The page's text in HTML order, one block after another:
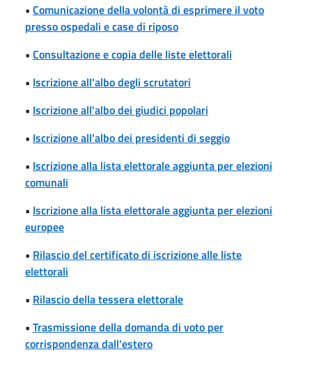
• Comunicazione della volontà di esprimere il voto
presso ospedali e case di riposo
• Consultazione e copia delle liste elettorali
• Iscrizione all'albo degli scrutatori
• Iscrizione all'albo dei giudici popolari
• Iscrizione all'albo dei presidenti di seggio
• Iscrizione alla lista elettorale aggiunta per elezioni
comunali
• Iscrizione alla lista elettorale aggiunta per elezioni
europee
• Rilascio del certificato di iscrizione alle liste
elettorali
• Rilascio della tessera elettorale
• Trasmissione della domanda di voto per
corrispondenza dall'estero